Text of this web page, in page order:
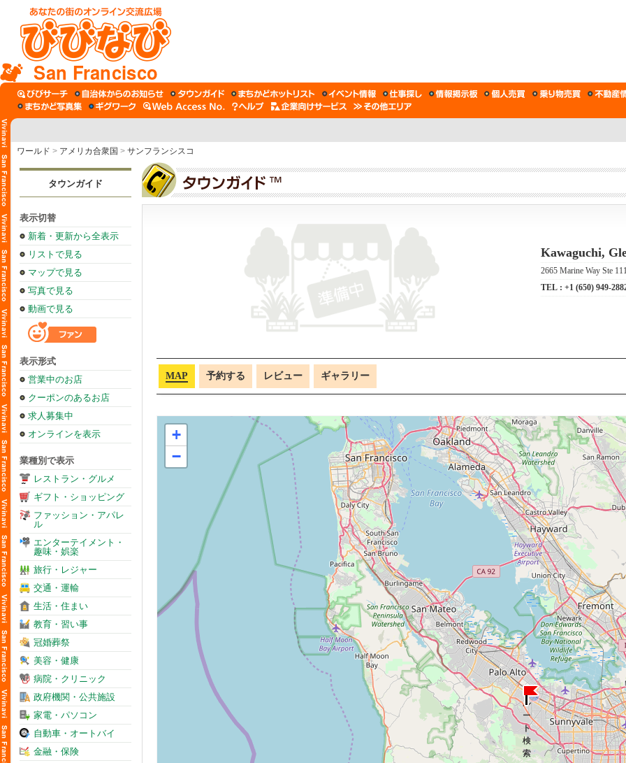
San Francisco
ワールド > アメリカ合衆国 > サンフランシスコ
タウンガイド
表示切替
新着・更新から全表示
リストで見る
マップで見る
写真で見る
動画で見る
表示形式
営業中のお店
クーポンのあるお店
求人募集中
オンラインを表示
業種別で表示
レストラン・グルメ
ギフト・ショッピング
ファッション・アパレ
ル
エンターテイメント・
趣味・娯楽
旅行・レジャー
交通・運輸
生活・住まい
教育・習い事
冠婚葬祭
美容・健康
病院・クリニック
政府機関・公共施設
家電・パソコン
自動車・オートバイ
金融・保険
Kawaguchi,
2665 Marine Way Ste
TEL : +1 (650) 949-
MAP 予約する レビュー ギャラリー
+
−